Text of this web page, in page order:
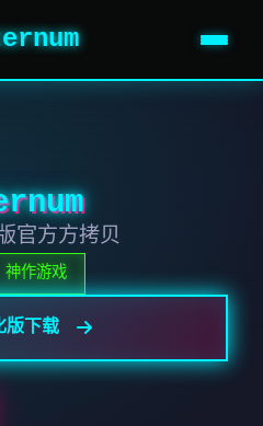
官方方拷贝
神作游戏
下载